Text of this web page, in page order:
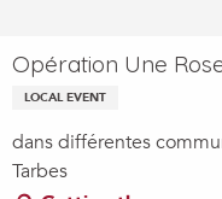
Opération Une
LOCAL EVENT
dans différentes
Tarbes